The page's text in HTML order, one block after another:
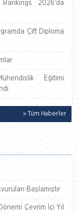
Rankings 2026'da
Çift Diploma
Eğitimi
» Tüm Haberler
Başlamıştır
Çevrim İçi Yıl